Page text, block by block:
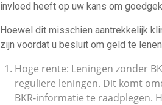
invloed heeft op uw kans om
Hoewel dit misschien aantrekkelijk
zijn voordat u besluit om geld te
Hoge rente: Leningen zonder
reguliere leningen. Dit komt
BKR-informatie te raadplegen.